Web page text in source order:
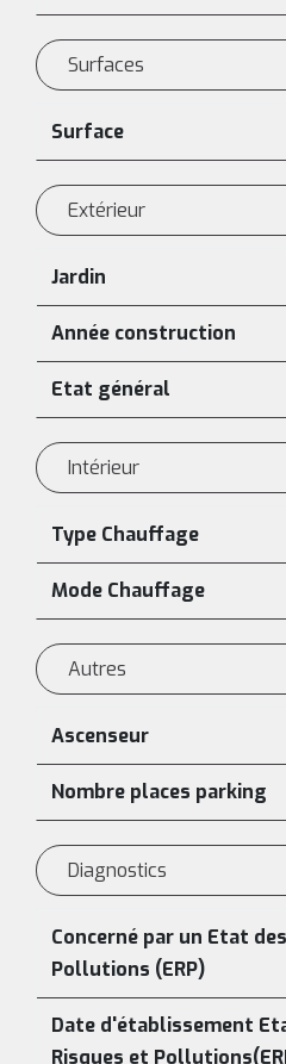
Surfaces
Surface
Extérieur
Jardin
Année construction
Etat général
Intérieur
Type Chauffage
Mode Chauffage
Autres
Ascenseur
Nombre places parking
Diagnostics
Concerné par un Etat
Pollutions (ERP)
Date d'établissement
Risques et